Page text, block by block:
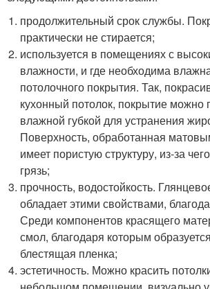
продолжительный срок службы.
практически не стирается;
используется в помещениях с
влажности, и где необходима
потолочного покрытия. Так,
кухонный потолок, покрытие можно
влажной губкой для устранения
Поверхность, обработанная
имеет пористую структуру, из-за
грязь;
прочность, водостойкость.
обладает этими свойствами,
Среди компонентов красящего
смол, благодаря которым
блестящая пленка;
эстетичность. Можно красить